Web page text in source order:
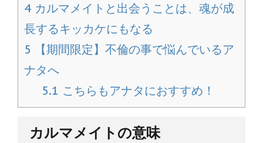
4 カルマメイトと出会うことは、魂が成
長するキッカケにもなる
5 【期間限定】不倫の事で悩んでいるア
ナタへ
5.1 こちらもアナタにおすすめ！
カルマメイトの意味